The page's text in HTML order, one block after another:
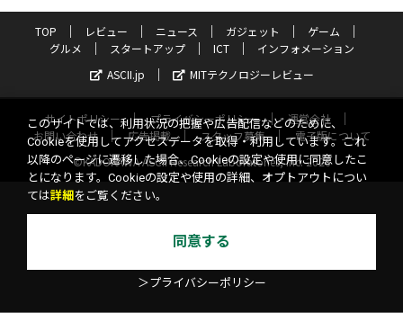
TOP レビュー ニュース ガジェット
ゲーム
グルメ
スタートアップ ICT
インフォメーション
ASCII.jp
MITテクノロジーレビュー
サイトポリシー プライバシーポリシー
運営会社
お問い合わせ
広告掲載 スタッフ募集
電子版について
©KADOKAWA ASCII Research Laboratories, Inc. 2026
このサイトでは、利用状況の把握や広告配信などのために、
Cookieを使用してアクセスデータを取得・利用しています。これ
以降のページに遷移した場合、Cookieの設定や使用に同意したこ
とになります。Cookieの設定や使用の詳細、オプトアウトについ
ては詳細 をご覧ください。
同意する
＞プライバシーポリシー